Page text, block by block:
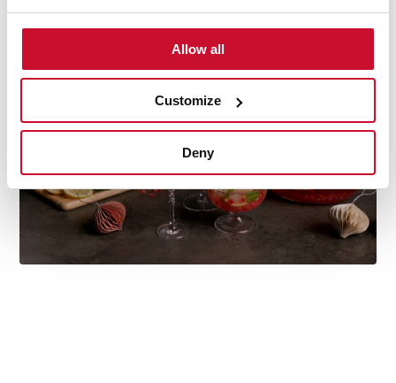
Allow all
Customize
Deny
nuestras colecciones de recetas y atrévete a probarlas.
+ Ver recetas